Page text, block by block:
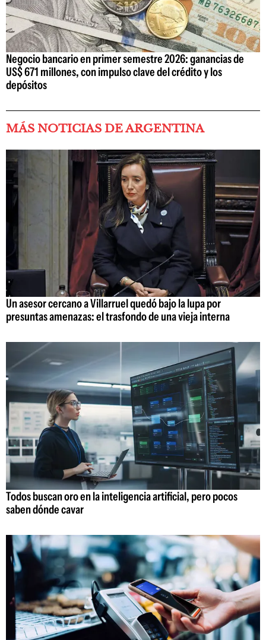
Negocio bancario en primer semestre 2026: ganancias de
US$ 671 millones, con impulso clave del crédito y los
depósitos
MÁS NOTICIAS DE ARGENTINA
Un asesor cercano a Villarruel quedó bajo la lupa por
presuntas amenazas: el trasfondo de una vieja interna
Todos buscan oro en la inteligencia artificial, pero pocos
saben dónde cavar